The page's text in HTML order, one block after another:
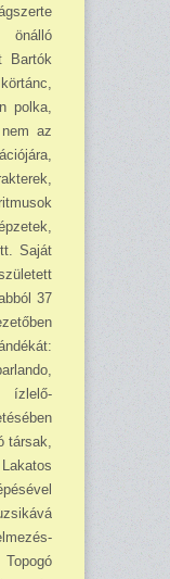
Bartók
polka,
az
Saját
37
ízlelő-
társak,